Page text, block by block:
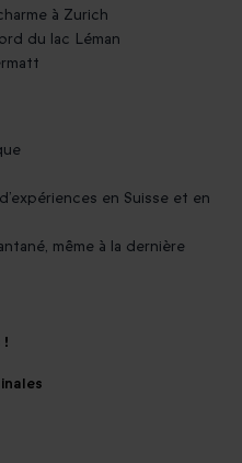
à Zurich
du lac Léman
en Suisse et en
même à la dernière